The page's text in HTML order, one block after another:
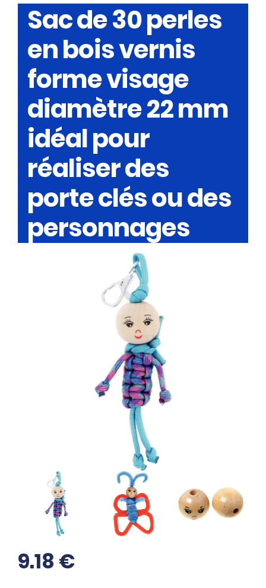
Sac de 30 perles
en bois vernis
forme visage
diamètre 22 mm
idéal pour
réaliser des
porte clés ou des
personnages
9.18 €